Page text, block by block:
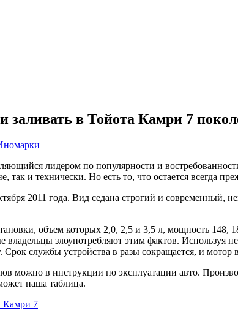
заливать в Тойота Камри 7
лидером по популярности и
так и технически. Но есть то, что остается всегда
2011 года. Вид седана строгий и
объем которых 2,0, 2,5 и 3,5 л, мощность 148,
злоупотребляют этим фактов. Используя
службы устройства в разы сокращается, и мотор
можно в инструкции по эксплуатации авто.
наша таблица.